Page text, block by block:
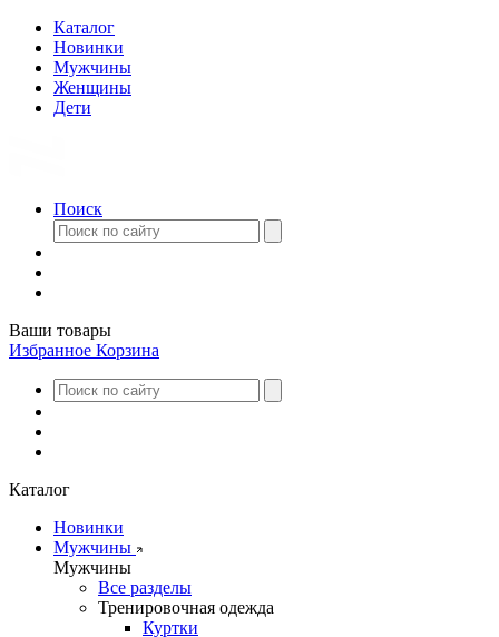
Каталог
Новинки
Мужчины
Женщины
Дети
Поиск
Ваши товары
Избранное Корзина
Каталог
Новинки
Мужчины
Мужчины
Все разделы
Тренировочная одежда
Куртки